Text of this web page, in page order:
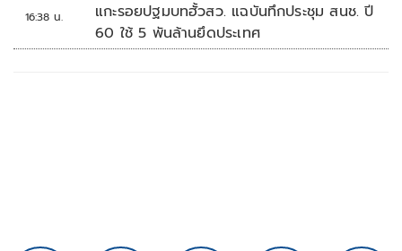
16:38 น.
แกะรอยปฐมบทฮั้วสว. แฉบันทึกประชุม สนช. ปี
60 ใช้ 5 พันล้านยึดประเทศ